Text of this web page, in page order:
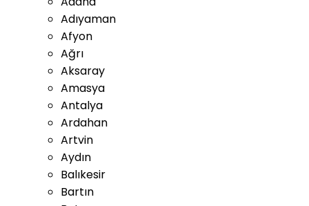
Adıyaman
Afyon
Ağrı
Aksaray
Amasya
Antalya
Ardahan
Artvin
Aydın
Balıkesir
Bartın